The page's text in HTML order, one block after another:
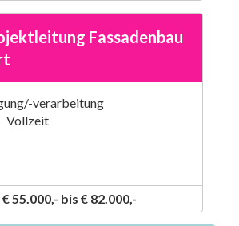
Fassadenbau
verarbeitung
Vollzeit
55.000,- bis € 82.000,-